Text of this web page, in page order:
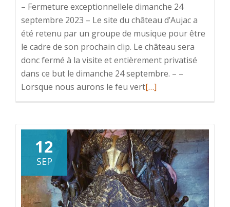
– Fermeture exceptionnellele dimanche 24
septembre 2023 – Le site du château d’Aujac a
été retenu par un groupe de musique pour être
le cadre de son prochain clip. Le château sera
donc fermé à la visite et entièrement privatisé
dans ce but le dimanche 24 septembre. – –
Lorsque nous aurons le feu vertEn
:
tournage
–
privatisation
du
[…]
12
SEP